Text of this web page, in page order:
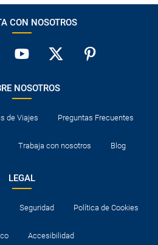
CON NOSOTROS
NOSOTROS
de Viajes Preguntas Frecuentes
Trabaja con nosotros Blog
LEGAL
Seguridad Política de Cookies
Accesibilidad